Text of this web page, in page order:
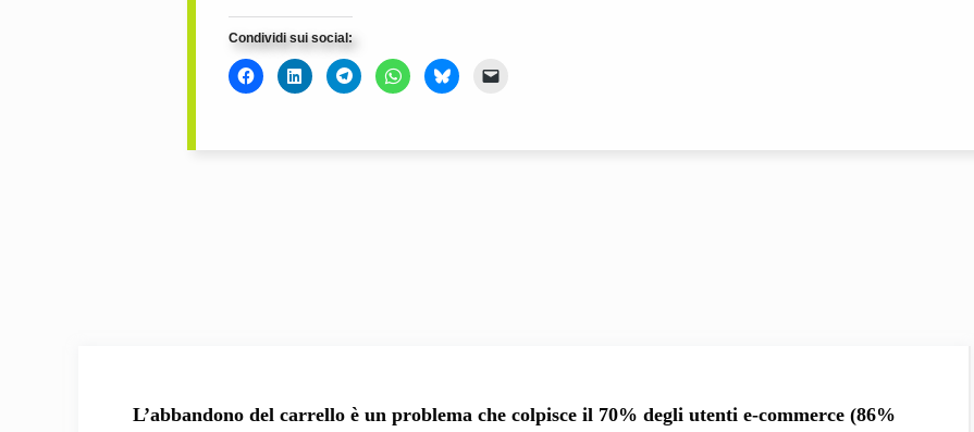
Condividi sui social:
L’abbandono del carrello è un problema che colpisce il 70% degli utenti e-commerce (86%